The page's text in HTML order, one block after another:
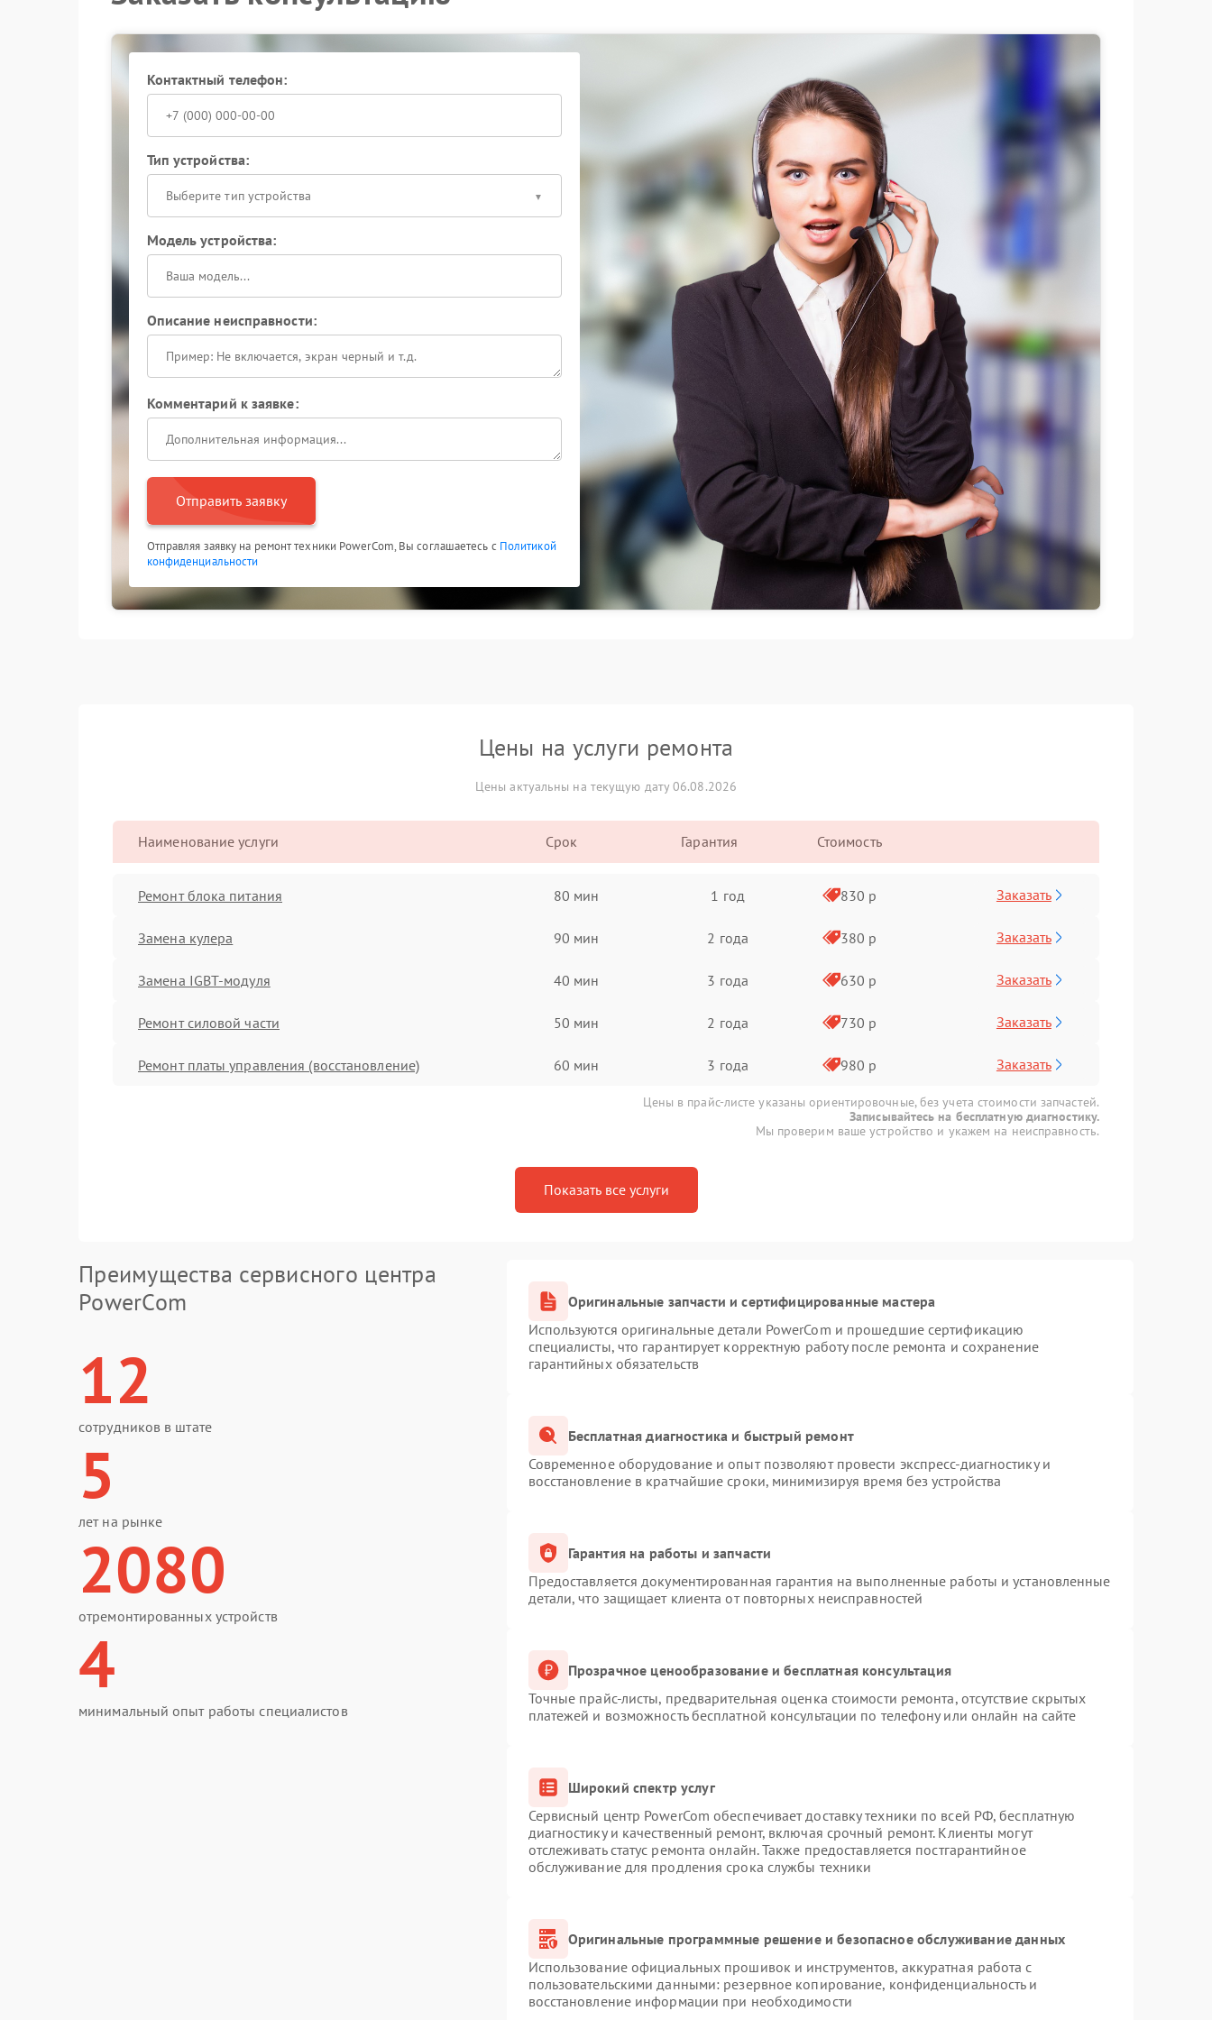
контроля температуры. Это позволяет вернуть устройству стабильные рабочие характеристики.
Обращение в сервисный центр Powercom при первых признаках перегрева помогает сохранить
ресурс устройства. Не откладывайте диагностику, чтобы избежать серьезных последствий.
Контактный телефон:
Тип устройства:
Выберите тип устройства
Модель устройства:
Описание неисправности:
Комментарий к заявке:
Отправить заявку
Отправляя заявку на ремонт техники PowerCom, Вы соглашаетесь с Политикой
конфиденциальности
Цены на услуги ремонта
Цены актуальны на текущую дату 06.08.2026
Наименование услуги Срок Гарантия Стоимость
Ремонт блока питания 80 мин 1 год 830 р Заказать
Замена кулера 90 мин 2 года 380 р Заказать
Замена IGBT-модуля 40 мин 3 года 630 р Заказать
Ремонт силовой части 50 мин 2 года 730 р Заказать
Ремонт платы управления (восстановление) 60 мин 3 года 980 р Заказать
Цены в прайс-листе указаны ориентировочные, без учета стоимости запчастей.
Записывайтесь на бесплатную диагностику.
Мы проверим ваше устройство и укажем на неисправность.
Показать все услуги
Преимущества сервисного центра
PowerCom
12
сотрудников в штате
5
лет на рынке
2080
отремонтированных устройств
4
минимальный опыт работы специалистов
Оригинальные запчасти и сертифицированные мастера
Используются оригинальные детали PowerCom и прошедшие сертификацию
специалисты, что гарантирует корректную работу после ремонта и сохранение
гарантийных обязательств
Бесплатная диагностика и быстрый ремонт
Современное оборудование и опыт позволяют провести экспресс-диагностику и
восстановление в кратчайшие сроки, минимизируя время без устройства
Гарантия на работы и запчасти
Предоставляется документированная гарантия на выполненные работы и установленные
детали, что защищает клиента от повторных неисправностей
Прозрачное ценообразование и бесплатная консультация
Точные прайс-листы, предварительная оценка стоимости ремонта, отсутствие скрытых
платежей и возможность бесплатной консультации по телефону или онлайн на сайте
Широкий спектр услуг
Сервисный центр PowerCom обеспечивает доставку техники по всей РФ, бесплатную
диагностику и качественный ремонт, включая срочный ремонт. Клиенты могут
отслеживать статус ремонта онлайн. Также предоставляется постгарантийное
обслуживание для продления срока службы техники
Оригинальные программные решение и безопасное обслуживание данных
Использование официальных прошивок и инструментов, аккуратная работа с
пользовательскими данными: резервное копирование, конфиденциальность и
восстановление информации при необходимости